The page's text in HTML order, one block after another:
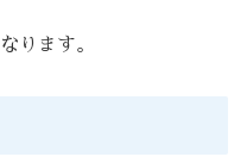
ります。